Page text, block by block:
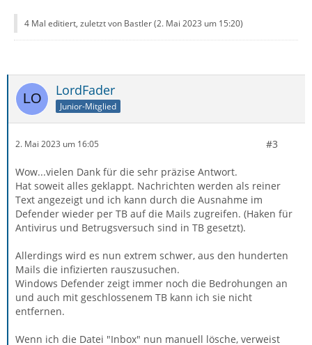
4 Mal editiert, zuletzt von Bastler (2. Mai 2023 um 15:20)
LordFader
Junior-Mitglied
2. Mai 2023 um 16:05 #3
Wow...vielen Dank für die sehr präzise Antwort.
Hat soweit alles geklappt. Nachrichten werden als reiner
Text angezeigt und ich kann durch die Ausnahme im
Defender wieder per TB auf die Mails zugreifen. (Haken für
Antivirus und Betrugsversuch sind in TB gesetzt).
Allerdings wird es nun extrem schwer, aus den hunderten
Mails die infizierten rauszusuchen.
Windows Defender zeigt immer noch die Bedrohungen an
und auch mit geschlossenem TB kann ich sie nicht
entfernen.
Wenn ich die Datei "Inbox" nun manuell lösche, verweist